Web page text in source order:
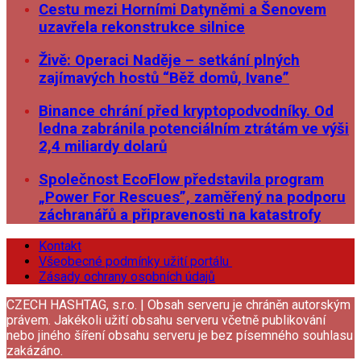
Cestu mezi Horními Datyněmi a Šenovem
uzavřela rekonstrukce silnice
Živě: Operaci Naděje – setkání plných
zajímavých hostů “Běž domů, Ivane”
Binance chrání před kryptopodvodníky. Od
ledna zabránila potenciálním ztrátám ve výši
2,4 miliardy dolarů
Společnost EcoFlow představila program
„Power For Rescues”, zaměřený na podporu
záchranářů a připravenosti na katastrofy
Kontakt
Všeobecné podmínky užití portálu
Zásady ochrany osobních údajů
CZECH HASHTAG, s.r.o. | Obsah serveru je chráněn autorským
právem. Jakékoli užití obsahu serveru včetně publikování
nebo jiného šíření obsahu serveru je bez písemného souhlasu
zakázáno.